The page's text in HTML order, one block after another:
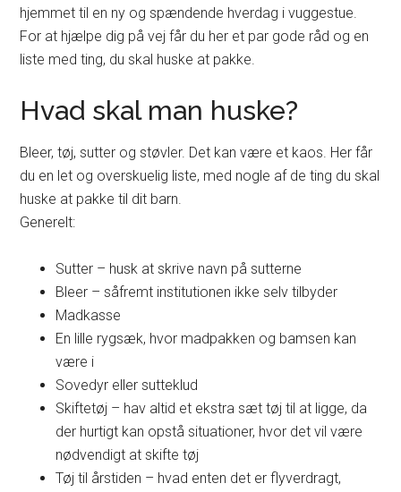
hjemmet til en ny og spændende hverdag i vuggestue.
For at hjælpe dig på vej får du her et par gode råd og en
liste med ting, du skal huske at pakke.
Hvad skal man huske?
Bleer, tøj, sutter og støvler. Det kan være et kaos. Her får
du en let og overskuelig liste, med nogle af de ting du skal
huske at pakke til dit barn.
Generelt:
Sutter – husk at skrive navn på sutterne
Bleer – såfremt institutionen ikke selv tilbyder
Madkasse
En lille rygsæk, hvor madpakken og bamsen kan
være i
Sovedyr eller sutteklud
Skiftetøj – hav altid et ekstra sæt tøj til at ligge, da
der hurtigt kan opstå situationer, hvor det vil være
nødvendigt at skifte tøj
Tøj til årstiden – hvad enten det er flyverdragt,